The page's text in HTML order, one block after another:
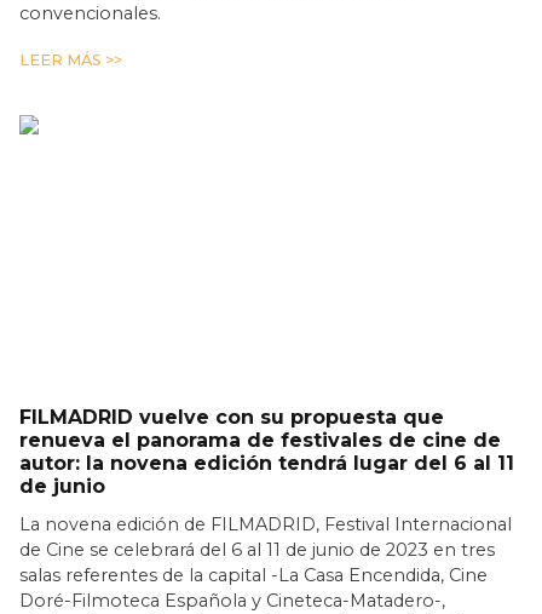
convencionales.
LEER MÁS >>
FILMADRID vuelve con su propuesta que
renueva el panorama de festivales de cine de
autor: la novena edición tendrá lugar del 6 al 11
de junio
La novena edición de FILMADRID, Festival Internacional
de Cine se celebrará del 6 al 11 de junio de 2023 en tres
salas referentes de la capital -La Casa Encendida, Cine
Doré-Filmoteca Española y Cineteca-Matadero-,